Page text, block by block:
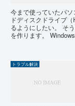
今まで使っていたパ
ドディスクドライブ
るようにしたい。 そ
を作ります。
トラブル解決